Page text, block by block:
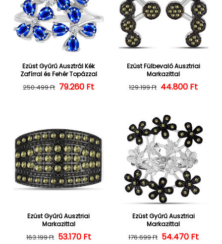
Ezüst Gyűrű Ausztrál Kék
Zafírral és Fehér Topázzal
Normál ár
250.499 Ft Kedvezményes ár
79.260 Ft
Ezüst Fülbevaló Ausztriai
Markazittal
Normál ár
129.199 Ft 44.800 Ft
Ezüst Gyűrű Ausztriai
Markazittal
Normál ár
163.199 Ft Kedvezményes ár
53.170 Ft
Ezüst Gyűrű Ausztriai
Markazittal
Normál ár
176.699 Ft 54.470 Ft